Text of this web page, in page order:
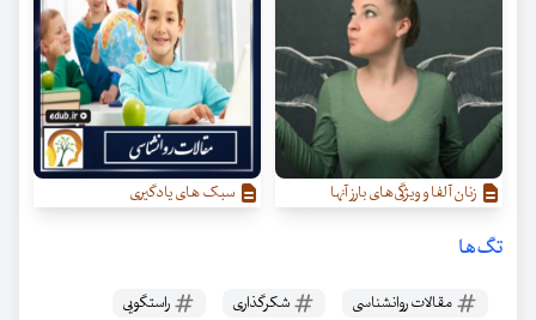
زنان آلفا و ویژگی‌‌های بارز آنها سبک های یادگیری
تگ‌ها
مقالات روانشناسی شکرگذاری
راستگویی